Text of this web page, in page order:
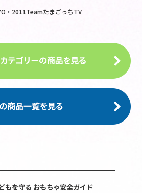
・2011TeamたまごっちTV
もを守る おもちゃ安全ガイド